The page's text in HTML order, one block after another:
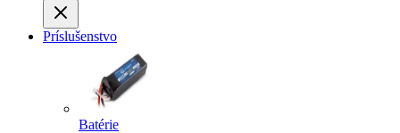
Príslušenstvo
Batérie